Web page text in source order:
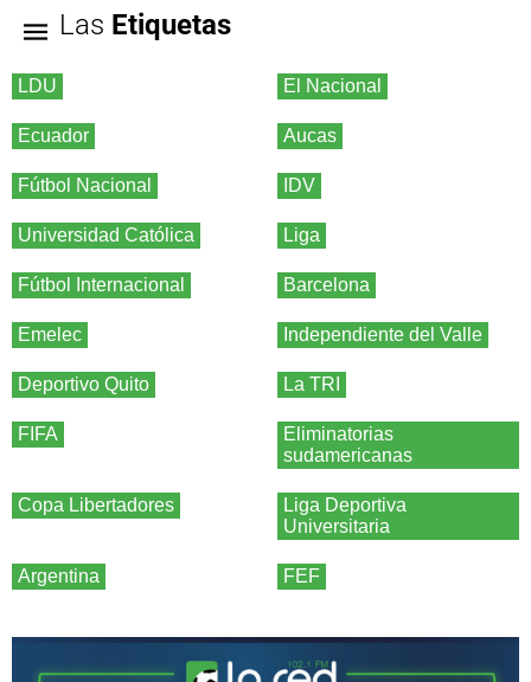
Las Etiquetas
LDU El Nacional
Ecuador Aucas
Fútbol Nacional IDV
Universidad Católica Liga
Fútbol Internacional Barcelona
Emelec Independiente del Valle
Deportivo Quito La TRI
FIFA
Eliminatorias
sudamericanas
Copa Libertadores
Liga Deportiva
Universitaria
Argentina FEF